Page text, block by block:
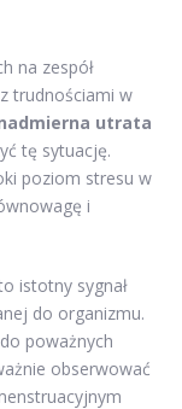
na zespół
trudnościami w
utrata
tę sytuację.
poziom stresu w
i
istotny sygnał
do organizmu.
poważnych
obserwować